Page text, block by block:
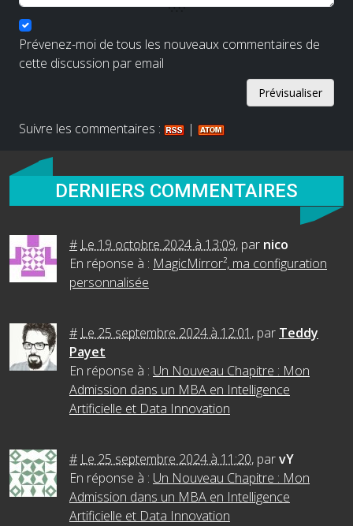
Prévenez-moi de tous les nouveaux commentaires de
cette discussion par email
Suivre les commentaires : |
DERNIERS COMMENTAIRES
# Le 19 octobre 2024 à 13:09, par nico
En réponse à : MagicMirror², ma configuration
personnalisée
# Le 25 septembre 2024 à 12:01 , par Teddy
Payet
En réponse à : Un Nouveau Chapitre : Mon
Admission dans un MBA en Intelligence
Artificielle et Data Innovation
# Le 25 septembre 2024 à 11:20, parvY
En réponse à : Un Nouveau Chapitre : Mon
Admission dans un MBA en Intelligence
Artificielle et Data Innovation